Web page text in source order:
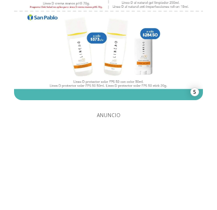
5
ANUNCIO